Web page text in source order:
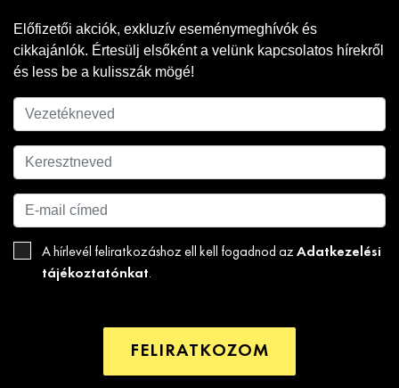
Előfizetői akciók, exkluzív eseménymeghívók és
cikkajánlók. Értesülj elsőként a velünk kapcsolatos hírekről
és less be a kulisszák mögé!
A hírlevél feliratkozáshoz ell kell fogadnod az Adatkezelési
tájékoztatónkat.
FELIRATKOZOM